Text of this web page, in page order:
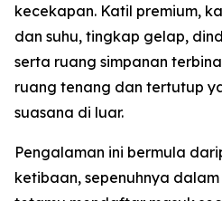
kecekapan. Katil premium,
dan suhu, tingkap gelap,
serta ruang simpanan
ruang tenang dan tertutup
suasana di luar.
Pengalaman ini bermula
ketibaan, sepenuhnya